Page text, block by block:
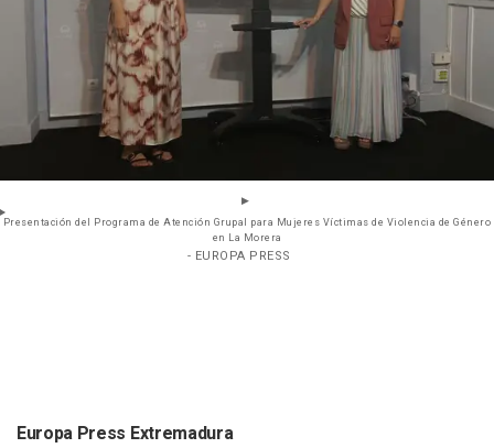
Presentación del Programa de Atención Grupal para Mujeres Víctimas de Violencia de Género
en La Morera
- EUROPA PRESS
Europa Press Extremadura